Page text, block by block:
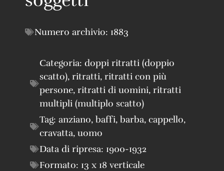
Numero archivio: 1883
Categoria: doppi ritratti (doppio
scatto), ritratti, ritratti con più
persone, ritratti di uomini, ritratti
multipli (multiplo scatto)
Tag: anziano, baffi, barba, cappello,
cravatta, uomo
Data di ripresa: 1900-1932
Formato: 13 x 18 verticale